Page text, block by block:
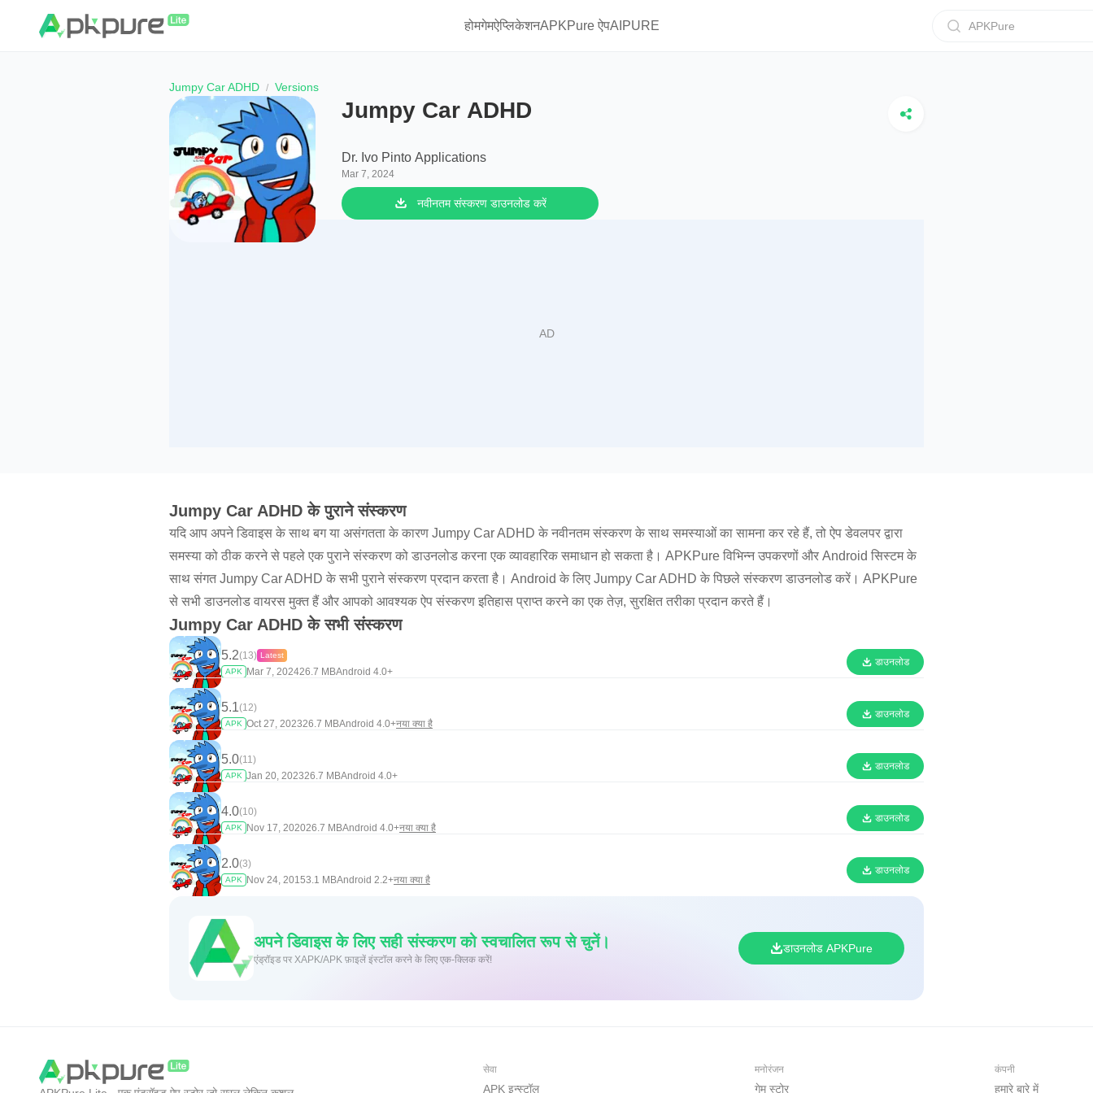
होमगेमऐप्लिकेशनAPKPure ऐपAIPURE APKPure
Jumpy Car ADHD Versions
Jumpy Car ADHD
Dr. Ivo Pinto Applications
Mar 7, 2024
नवीनतम संस्करण डाउनलोड करें
Jumpy Car ADHD के पुराने संस्करण
यदि आप अपने डिवाइस के साथ बग या असंगतता के कारण Jumpy Car ADHD के नवीनतम संस्करण के साथ समस्याओं का सामना कर रहे हैं, तो ऐप डेवलपर द्वारा
समस्या को ठीक करने से पहले एक पुराने संस्करण को डाउनलोड करना एक व्यावहारिक समाधान हो सकता है। APKPure विभिन्न उपकरणों और Android सिस्टम के
साथ संगत Jumpy Car ADHD के सभी पुराने संस्करण प्रदान करता है। Android के लिए Jumpy Car ADHD के पिछले संस्करण डाउनलोड करें। APKPure
से सभी डाउनलोड वायरस मुक्त हैं और आपको आवश्यक ऐप संस्करण इतिहास प्राप्त करने का एक तेज़, सुरक्षित तरीका प्रदान करते हैं।
Jumpy Car ADHD के सभी संस्करण
5.2(13) Latest
APK
Mar 7, 202426.7 MBAndroid 4.0+
डाउनलोड
5.1(12)
APK Oct 27, 202326.7 MBAndroid 4.0+नया क्या है
डाउनलोड
5.0(11)
APK Jan 20, 202326.7 MBAndroid 4.0+
डाउनलोड
4.0(10)
APK Nov 17, 202026.7 MBAndroid 4.0+नया क्या है
डाउनलोड
2.0(3)
APK Nov 24, 20153.1 MBAndroid 2.2+नया क्या है
डाउनलोड
अपने डिवाइस के लिए सही संस्करण को स्वचालित रूप से चुनें।
एंड्रॉइड पर XAPK/APK फ़ाइलें इंस्टॉल करने के लिए एक-क्लिक करें!
डाउनलोड APKPure
सेवा
APK इन्स्टॉल
मनोरंजन
गेम स्टोर
कंपनी
हमारे बारे में